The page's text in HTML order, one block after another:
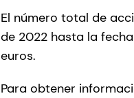
El número total de
de 2022 hasta la
euros.
Para obtener